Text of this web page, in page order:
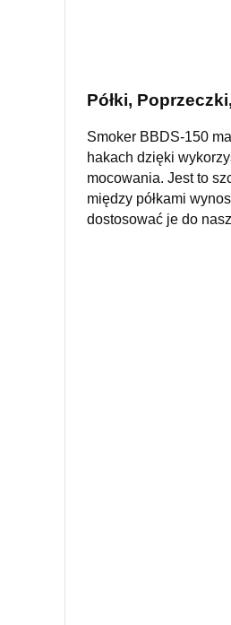
Półki,
Smoker BBDS-150
hakach dzięki
mocowania. Jest to
między półkami
dostosować je do